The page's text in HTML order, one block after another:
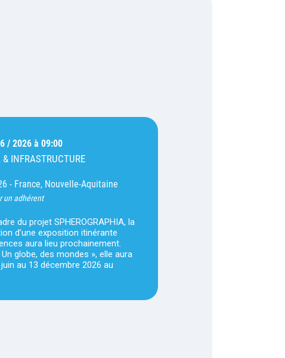
/ 2026 à 09:00
& INFRASTRUCTURE
- France, Nouvelle-Aquitaine
un adhérent
du projet SPHEROGRAPHIA, la
d’une exposition itinérante
aura lieu prochainement.
globe, des mondes », elle aura
au 13 décembre 2026 au